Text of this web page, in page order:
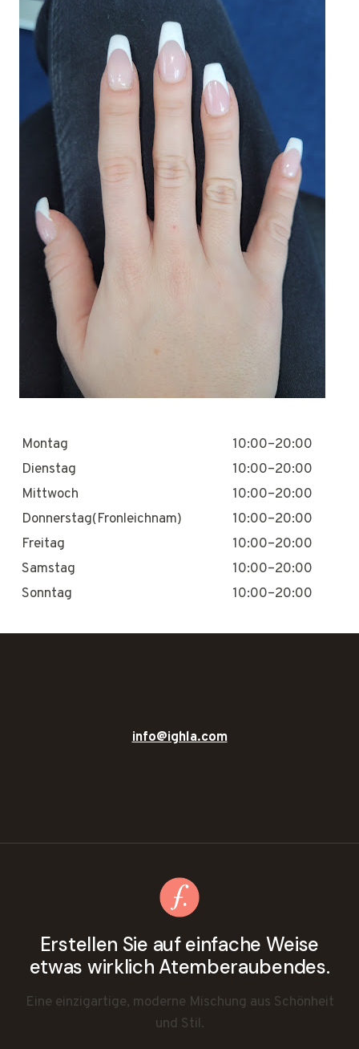
Montag
10:00–20:00
Dienstag
10:00–20:00
Mittwoch
10:00–20:00
Donnerstag(Fronleichnam)
10:00–20:00
Freitag
10:00–20:00
Samstag
10:00–20:00
Sonntag
10:00–20:00
info@ighla.com
Erstellen Sie auf einfache Weise
etwas wirklich Atemberaubendes.
Eine einzigartige, moderne Mischung aus Schönheit
und Stil.